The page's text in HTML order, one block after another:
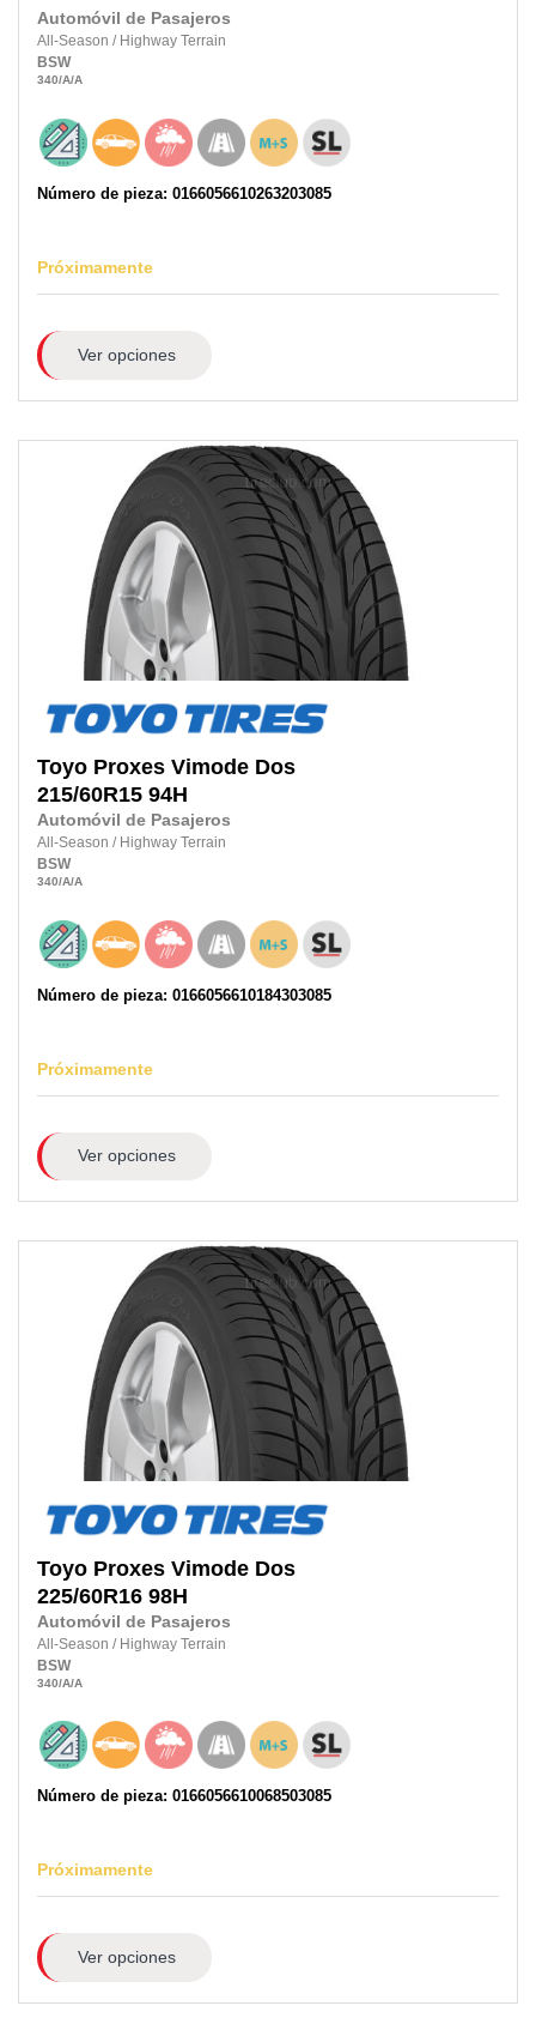
Automóvil de Pasajeros
All-Season / Highway Terrain
BSW
340/A/A
Número de pieza: 0166056610263203085
Próximamente
Ver opciones
Toyo Proxes Vimode Dos
215/60R15 94H
Automóvil de Pasajeros
All-Season / Highway Terrain
BSW
340/A/A
Número de pieza: 0166056610184303085
Próximamente
Ver opciones
Toyo Proxes Vimode Dos
225/60R16 98H
Automóvil de Pasajeros
All-Season / Highway Terrain
BSW
340/A/A
Número de pieza: 0166056610068503085
Próximamente
Ver opciones